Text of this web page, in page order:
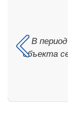
В
объекта